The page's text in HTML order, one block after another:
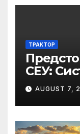
ТРАКТОР
СЕУ:
временно
и 11
AUGUST 7,